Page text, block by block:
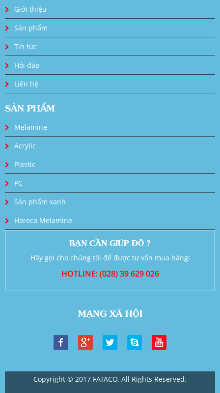
Giới thiệu
Sản phẩm
Tin tức
Hỏi đáp
Liên hệ
SẢN PHẨM
Melamine
Acrylic
Plastic
PC
Sản phẩm xanh
Horeca Melamine
BẠN CẦN GIÚP ĐỠ ?
Hãy gọi cho chúng tôi để được tư vấn mua hàng!
HOTLINE: (028) 39 629 026
MẠNG XÃ HỘI
Copyright © 2017 FATACO. All Rights Reserved.